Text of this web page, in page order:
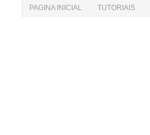
PAGINA INICIAL TUTORIAIS